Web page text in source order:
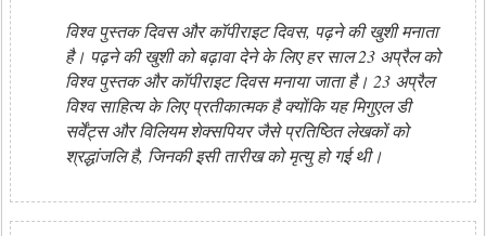
विश्व पुस्तक दिवस और कॉपीराइट दिवस, पढ़ने की खुशी मनाता
है। पढ़ने की खुशी को बढ़ावा देने के लिए हर साल 23 अप्रैल को
विश्व पुस्तक और कॉपीराइट दिवस मनाया जाता है। 23 अप्रैल
विश्व साहित्य के लिए प्रतीकात्मक है क्योंकि यह मिगुएल डी
सर्वेंट्स और विलियम शेक्सपियर जैसे प्रतिष्ठित लेखकों को
श्रद्धांजलि है, जिनकी इसी तारीख को मृत्यु हो गई थी।